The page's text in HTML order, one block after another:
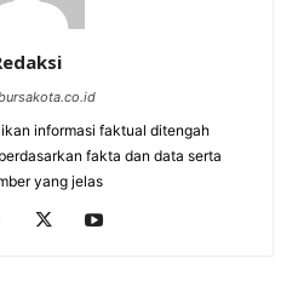
informasi faktual ditengah
fakta dan data serta
yang jelas